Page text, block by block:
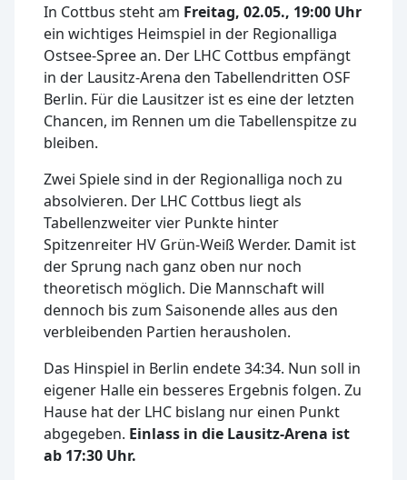
In Cottbus steht am Freitag, 02.05., 19:00 Uhr
ein wichtiges Heimspiel in der Regionalliga
Ostsee-Spree an. Der LHC Cottbus empfängt
in der Lausitz-Arena den Tabellendritten OSF
Berlin. Für die Lausitzer ist es eine der letzten
Chancen, im Rennen um die Tabellenspitze zu
bleiben.
Zwei Spiele sind in der Regionalliga noch zu
absolvieren. Der LHC Cottbus liegt als
Tabellenzweiter vier Punkte hinter
Spitzenreiter HV Grün-Weiß Werder. Damit ist
der Sprung nach ganz oben nur noch
theoretisch möglich. Die Mannschaft will
dennoch bis zum Saisonende alles aus den
verbleibenden Partien herausholen.
Das Hinspiel in Berlin endete 34:34. Nun soll in
eigener Halle ein besseres Ergebnis folgen. Zu
Hause hat der LHC bislang nur einen Punkt
abgegeben. Einlass in die Lausitz-Arena ist
ab 17:30 Uhr.